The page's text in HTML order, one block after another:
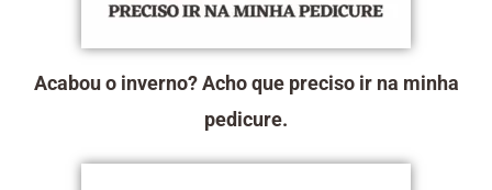
Acabou o inverno? Acho que preciso ir na minha
pedicure.